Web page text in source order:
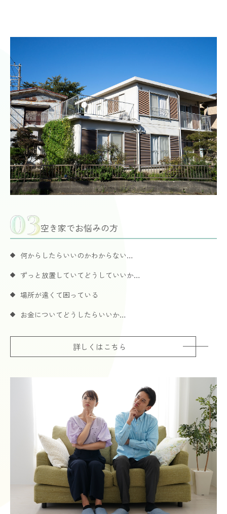
空き家でお悩みの方
何からしたらいいのかわからない…
ずっと放置していてどうしていいか…
場所が遠くて困っている
お金についてどうしたらいいか…
詳しくはこちら